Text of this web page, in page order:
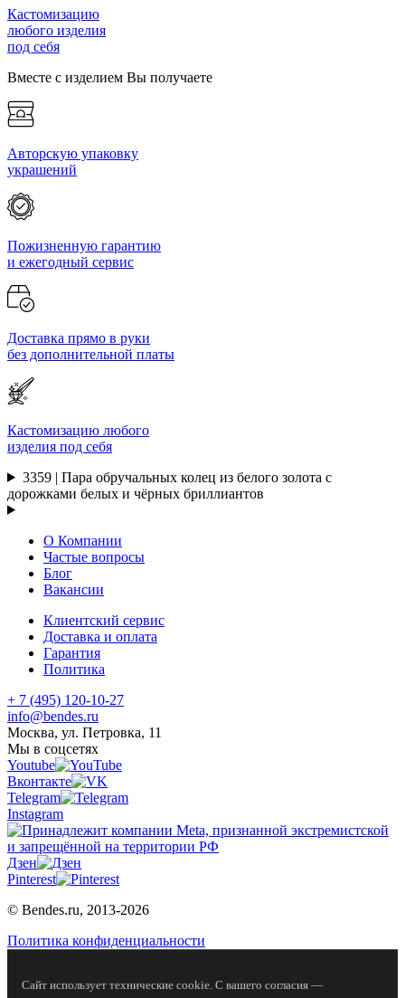
Кастомизацию
любого изделия
под себя
Вместе с изделием Вы получаете
Авторскую упаковку
украшений
Пожизненную гарантию
и ежегодный сервис
Доставка прямо в руки
без дополнительной платы
Кастомизацию любого
изделия под себя
3359 | Пара обручальных колец из белого золота с
дорожками белых и чёрных бриллиантов
О Компании
Частые вопросы
Блог
Вакансии
Клиентский сервис
Доставка и оплата
Гарантия
Политика
+ 7 (495) 120-10-27
info@bendes.ru
Москва, ул. Петровка, 11
Мы в соцсетях
Youtube
Вконтакте
Telegram
Instagram
Дзен
Pinterest
© Bendes.ru, 2013-2026
Политика конфиденциальности
Сайт использует технические cookie. С вашего согласия —